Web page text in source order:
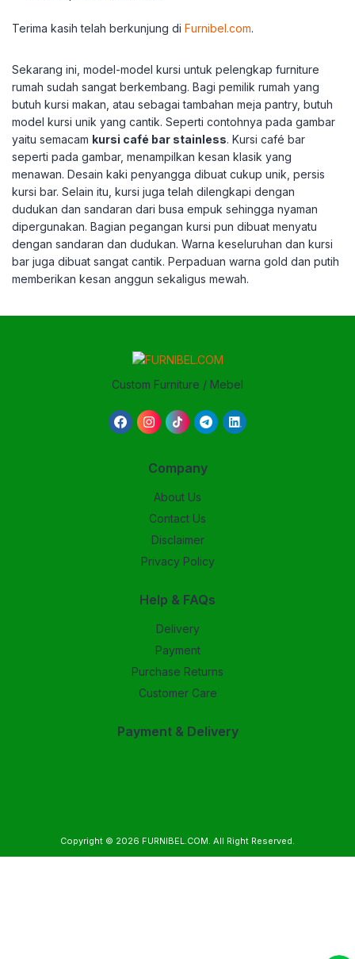
Terima kasih telah berkunjung di Furnibel.com.
Sekarang ini, model-model kursi untuk pelengkap furniture
rumah sudah sangat berkembang. Bagi pemilik rumah yang
butuh kursi makan, atau sebagai tambahan meja pantry, butuh
model kursi unik yang cantik. Seperti contohnya pada gambar
yaitu semacam kursi café bar stainless. Kursi café bar
seperti pada gambar, menampilkan kesan klasik yang
menawan. Desain kaki penyangga dibuat cukup unik, persis
kursi bar. Selain itu, kursi juga telah dilengkapi dengan
dudukan dan sandaran dari busa empuk sehingga nyaman
dipergunakan. Bagian pegangan kursi pun dibuat menyatu
dengan sandaran dan dudukan. Warna keseluruhan dan kursi
bar juga dibuat sangat cantik. Perpaduan warna gold dan putih
memberikan kesan anggun sekaligus mewah.
Custom Furniture / Mebel
Company
About Us
Contact Us
Disclaimer
Privacy Policy
Help & FAQs
Delivery
Payment
Purchase Returns
Customer Care
Payment & Delivery
Copyright © 2026 FURNIBEL.COM. All Right Reserved.